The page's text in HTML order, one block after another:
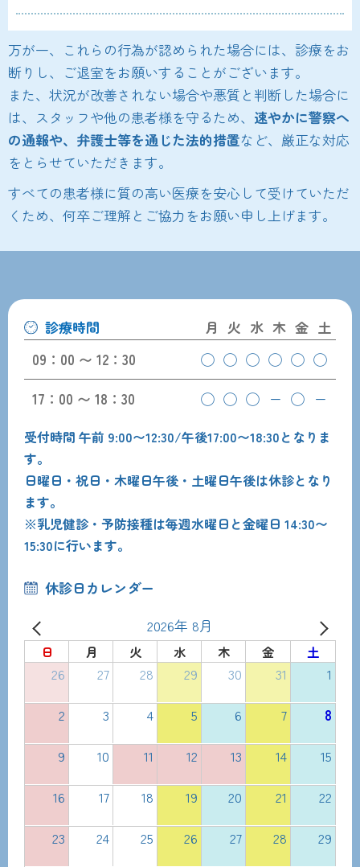
万が一、これらの行為が認められた場合には、診療をお
断りし、ご退室をお願いすることがございます。
また、状況が改善されない場合や悪質と判断した場合に
は、スタッフや他の患者様を守るため、 速やかに警察へ
の通報や、弁護士等を通じた法的措置など、厳正な対応
をとらせていただきます。
すべての患者様に質の高い医療を安心して受けていただ
くため、何卒ご理解とご協力をお願い申し上げます。
診療時間 月 火 水 木 金 土
09：00 〜 12：30
◯ ◯ ◯ ◯ ◯ ◯
17：00 〜 18：30
◯ ◯ ◯ ー ◯ ー
受付時間 午前 9:00〜12:30/午後17:00〜18:30となりま
す。
日曜日・祝日・木曜日午後・土曜日午後は休診となり
ます。
※乳児健診・予防接種は毎週水曜日と金曜日 14:30〜
15:30に行います。
休診日カレンダー
2026年 8月
日 月 火 水 木 金 土
26 27 28 29 30 31 1
2 3 4 5 6 7 8
9 10 11 12 13 14 15
16 17 18 19 20 21 22
23 24 25 26 27 28 29